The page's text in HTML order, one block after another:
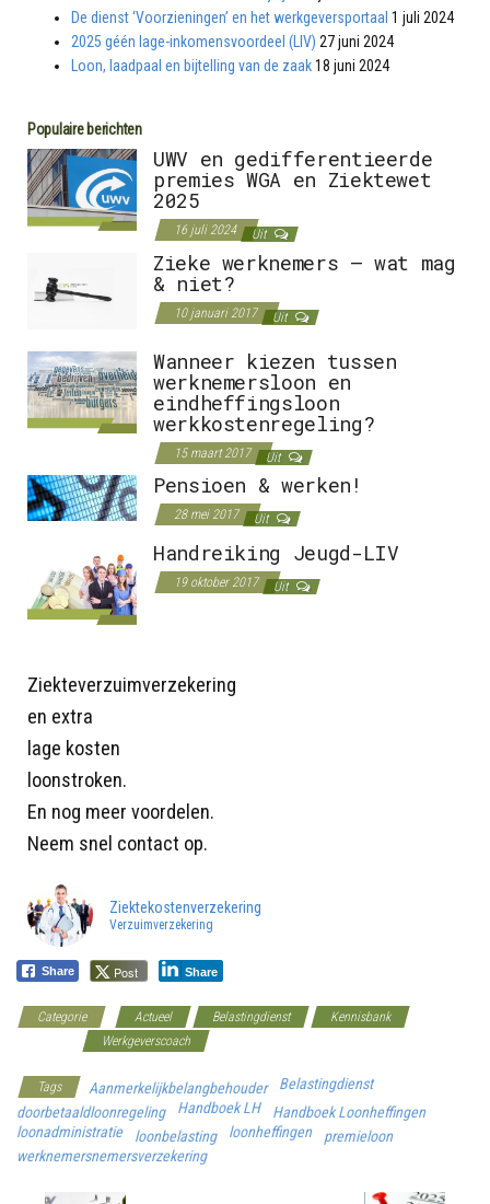
De dienst ‘Voorzieningen’ en het werkgeversportaal 1 juli 2024
2025 géén lage-inkomensvoordeel (LIV) 27 juni 2024
Loon, laadpaal en bijtelling van de zaak18 juni 2024
Populaire berichten
UWV en gedifferentieerde
premies WGA en Ziektewet
2025
16 juli 2024 Uit
Zieke werknemers – wat mag
& niet?
10 januari 2017 Uit
Wanneer kiezen tussen
werknemersloon en
eindheffingsloon
werkkostenregeling?
15 maart 2017 Uit
Pensioen & werken!
28 mei 2017 Uit
Handreiking Jeugd-LIV
19 oktober 2017 Uit
Ziekteverzuimverzekering
en extra
lage kosten
loonstroken.
En nog meer voordelen.
Neem snel contact op.
Ziektekostenverzekering
Verzuimverzekering
Share Post Share
Categorie Actueel Belastingdienst
Kennisbank
Werkgeverscoach
Tags Aanmerkelijkbelangbehouder
Belastingdienst
doorbetaaldloonregeling
Handboek LH
Handboek Loonheffingen
loonadministratie
loonbelasting loonheffingen
premieloon
werknemersnemersverzekering